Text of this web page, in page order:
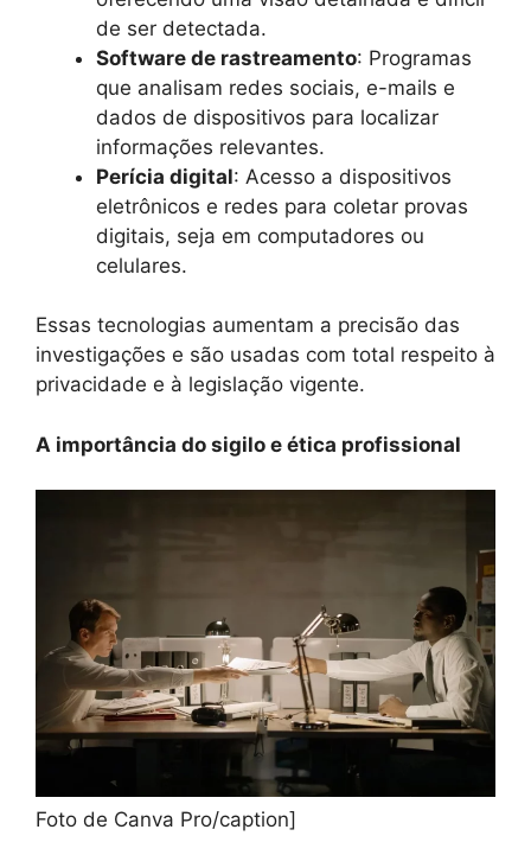
de ser detectada.
Software de rastreamento: Programas
que analisam redes sociais, e-mails e
dados de dispositivos para localizar
informações relevantes.
Perícia digital: Acesso a dispositivos
eletrônicos e redes para coletar provas
digitais, seja em computadores ou
celulares.
Essas tecnologias aumentam a precisão das
investigações e são usadas com total respeito à
privacidade e à legislação vigente.
A importância do sigilo e ética profissional
Foto de Canva Pro/caption]